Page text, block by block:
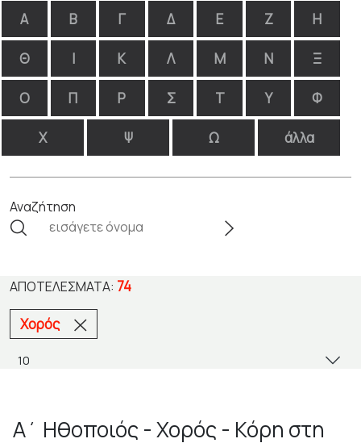
Α Β Γ Δ Ε Ζ Η
Θ Ι Κ Λ Μ Ν Ξ
Ο Π Ρ Σ Τ Υ Φ
Χ Ψ Ω άλλα
Αναζήτηση
ΑΠΟΤΕΛΈΣΜΑΤΑ: 74
Χορός
Α΄ Ηθοποιός - Χορός - Κόρη στη